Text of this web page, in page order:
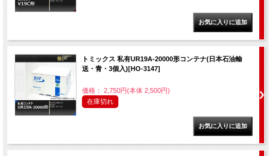
トミックス 私有UR19A-20000形コンテナ(日本石油輸
送・青・3個入)[HO-3147]
価格： 2,750円(本体 2,500円)
在庫切れ